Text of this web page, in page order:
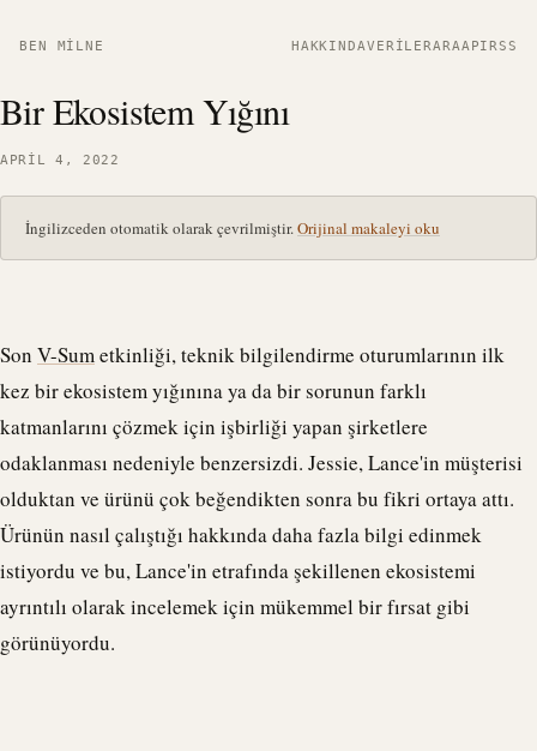
BEN MILNE HAKKINDAVERILERARAAPIRSS
Bir Ekosistem Yığını
APRIL 4, 2022
İngilizceden otomatik olarak çevrilmiştir.Orijinal makaleyi oku
Son V-Sumetkinliği, teknik bilgilendirme oturumlarının ilk
kez bir ekosistem yığınına ya da bir sorunun farklı
katmanlarını çözmek için işbirliği yapan şirketlere
odaklanması nedeniyle benzersizdi. Jessie, Lance'in müşterisi
olduktan ve ürünü çok beğendikten sonra bu fikri ortaya attı.
Ürünün nasıl çalıştığı hakkında daha fazla bilgi edinmek
istiyordu ve bu, Lance'in etrafında şekillenen ekosistemi
ayrıntılı olarak incelemek için mükemmel bir fırsat gibi
görünüyordu.